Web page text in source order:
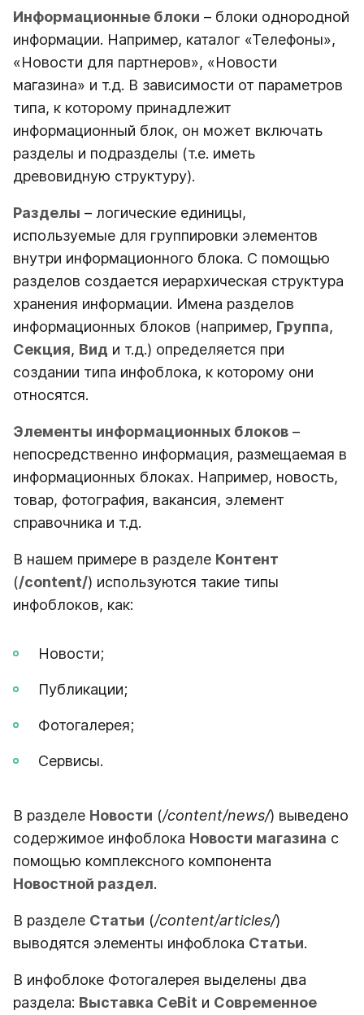
Информационные блоки – блоки однородной
информации. Например, каталог «Телефоны»,
«Новости для партнеров», «Новости
магазина» и т.д. В зависимости от параметров
типа, к которому принадлежит
информационный блок, он может включать
разделы и подразделы (т.е. иметь
древовидную структуру).
Разделы – логические единицы,
используемые для группировки элементов
внутри информационного блока. С помощью
разделов создается иерархическая структура
хранения информации. Имена разделов
информационных блоков (например, Группа,
Секция, Вид и т.д.) определяется при
создании типа инфоблока, к которому они
относятся.
Элементы информационных блоков –
непосредственно информация, размещаемая в
информационных блоках. Например, новость,
товар, фотография, вакансия, элемент
справочника и т.д.
В нашем примере в разделе Контент
(/content/) используются такие типы
инфоблоков, как:
Новости;
Публикации;
Фотогалерея;
Сервисы.
В разделе Новости (/content/news/) выведено
содержимое инфоблока Новости магазина с
помощью комплексного компонента
Новостной раздел.
В разделе Статьи (/content/articles/)
выводятся элементы инфоблока Статьи.
В инфоблоке Фотогалерея выделены два
раздела: Выставка CeBit и Современное